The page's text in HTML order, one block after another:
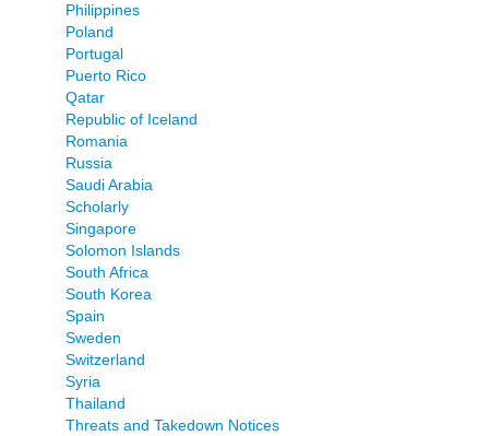
Philippines
Poland
Portugal
Puerto Rico
Qatar
Republic of Iceland
Romania
Russia
Saudi Arabia
Scholarly
Singapore
Solomon Islands
South Africa
South Korea
Spain
Sweden
Switzerland
Syria
Thailand
Threats and Takedown Notices